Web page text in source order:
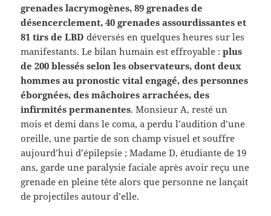
grenades lacrymogènes, 89 grenades de
désencerclement, 40 grenades assourdissantes et
81 tirs de LBDdéversés en quelques heures sur les
manifestants. Le bilan humain est effroyable :plus
de 200 blessés selon les observateurs, dont deux
hommes au pronostic vital engagé, des personnes
éborgnées, des mâchoires arrachées, des
infirmités permanentes. Monsieur A, resté un
mois et demi dans le coma, a perdu l’audition d’une
oreille, une partie de son champ visuel et souffre
aujourd’hui d’épilepsie ; Madame D, étudiante de 19
ans, garde une paralysie faciale après avoir reçu une
grenade en pleine tête alors que personne ne lançait
de projectiles autour d’elle.